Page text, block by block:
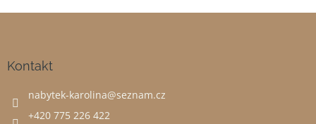
Kontakt
nabytek-karolina@seznam.cz
+420 775 226 422